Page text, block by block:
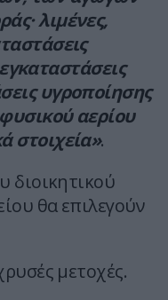
λιμένες,
υγροποίησης
αερίου
στοιχεία».
διοικητικού
θα επιλεγούν
μετοχές.